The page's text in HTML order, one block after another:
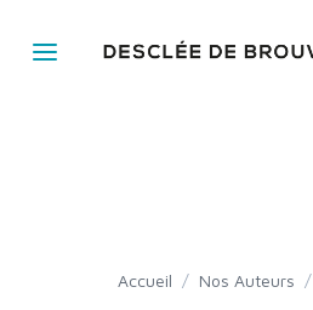
Accueil / Nos Auteurs /